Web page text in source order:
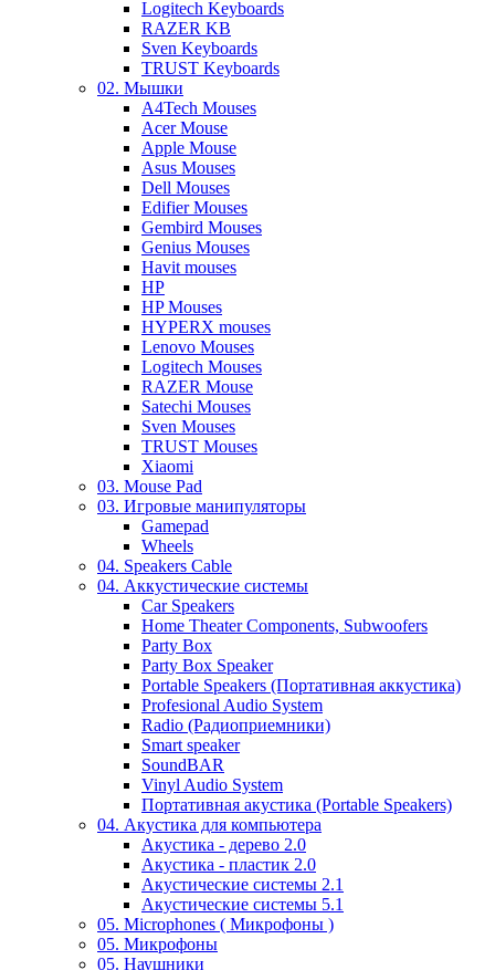
Logitech Keyboards
RAZER KB
Sven Keyboards
TRUST Keyboards
02. Мышки
A4Tech Mouses
Acer Mouse
Apple Mouse
Asus Mouses
Dell Mouses
Edifier Mouses
Gembird Mouses
Genius Mouses
Havit mouses
HP
HP Mouses
HYPERX mouses
Lenovo Mouses
Logitech Mouses
RAZER Mouse
Satechi Mouses
Sven Mouses
TRUST Mouses
Xiaomi
03. Mouse Pad
03. Игровые манипуляторы
Gamepad
Wheels
04. Speakers Cable
04. Аккустические системы
Car Speakers
Home Theater Components, Subwoofers
Party Box
Party Box Speaker
Portable Speakers (Портативная аккустика)
Profesional Audio System
Radio (Радиоприемники)
Smart speaker
SoundBAR
Vinyl Audio System
Портативная акустика (Portable Speakers)
04. Акустика для компьютера
Акустика - дерево 2.0
Акустика - пластик 2.0
Акустические системы 2.1
Акустические системы 5.1
05. Microphones ( Микрофоны )
05. Микрофоны
05. Наушники